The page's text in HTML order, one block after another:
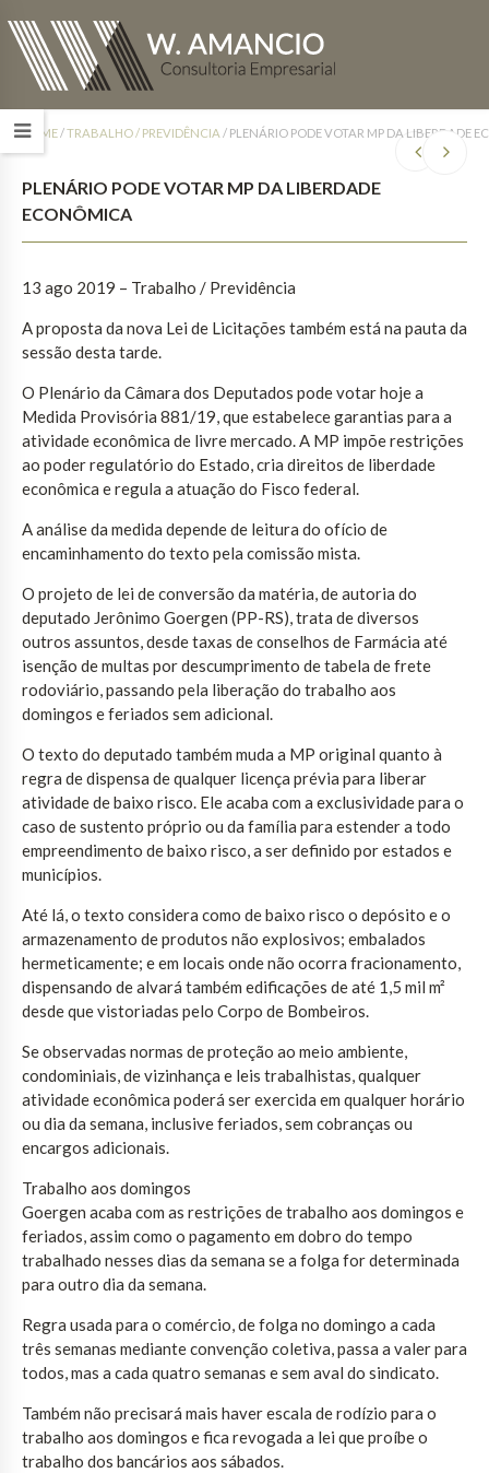
HOME/TRABALHO / PREVIDÊNCIA / PLENÁRIO PODE VOTAR MP DA LIBERDADE
PLENÁRIO PODE VOTAR MP DA LIBERDADE
ECONÔMICA
13 ago 2019 – Trabalho / Previdência
A proposta da nova Lei de Licitações também está na pauta da
sessão desta tarde.
O Plenário da Câmara dos Deputados pode votar hoje a
Medida Provisória 881/19, que estabelece garantias para a
atividade econômica de livre mercado. A MP impõe restrições
ao poder regulatório do Estado, cria direitos de liberdade
econômica e regula a atuação do Fisco federal.
A análise da medida depende de leitura do ofício de
encaminhamento do texto pela comissão mista.
O projeto de lei de conversão da matéria, de autoria do
deputado Jerônimo Goergen (PP-RS), trata de diversos
outros assuntos, desde taxas de conselhos de Farmácia até
isenção de multas por descumprimento de tabela de frete
rodoviário, passando pela liberação do trabalho aos
domingos e feriados sem adicional.
O texto do deputado também muda a MP original quanto à
regra de dispensa de qualquer licença prévia para liberar
atividade de baixo risco. Ele acaba com a exclusividade para o
caso de sustento próprio ou da família para estender a todo
empreendimento de baixo risco, a ser definido por estados e
municípios.
Até lá, o texto considera como de baixo risco o depósito e o
armazenamento de produtos não explosivos; embalados
hermeticamente; e em locais onde não ocorra fracionamento,
dispensando de alvará também edificações de até 1,5 mil m²
desde que vistoriadas pelo Corpo de Bombeiros.
Se observadas normas de proteção ao meio ambiente,
condominiais, de vizinhança e leis trabalhistas, qualquer
atividade econômica poderá ser exercida em qualquer horário
ou dia da semana, inclusive feriados, sem cobranças ou
encargos adicionais.
Trabalho aos domingos
Goergen acaba com as restrições de trabalho aos domingos e
feriados, assim como o pagamento em dobro do tempo
trabalhado nesses dias da semana se a folga for determinada
para outro dia da semana.
Regra usada para o comércio, de folga no domingo a cada
três semanas mediante convenção coletiva, passa a valer para
todos, mas a cada quatro semanas e sem aval do sindicato.
Também não precisará mais haver escala de rodízio para o
trabalho aos domingos e fica revogada a lei que proíbe o
trabalho dos bancários aos sábados.